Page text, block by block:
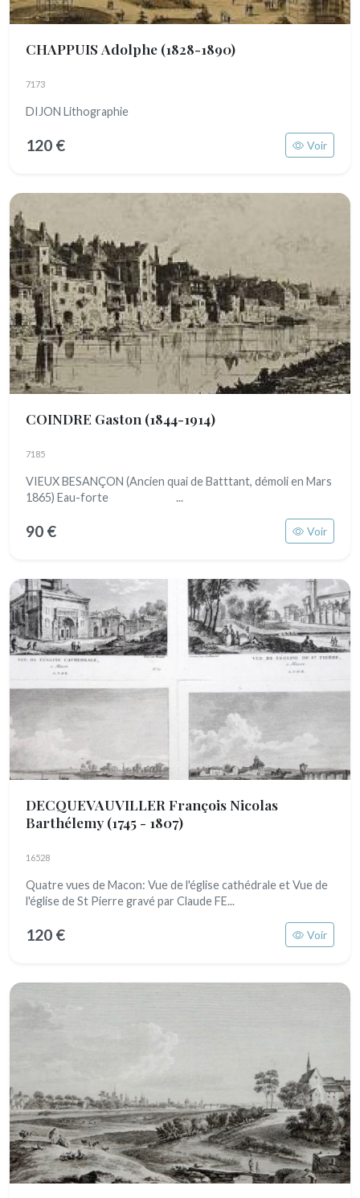
CHAPPUIS Adolphe (1828-1890)
7173
DIJON Lithographie
120 € Voir
COINDRE Gaston (1844-1914)
7185
VIEUX BESANÇON (Ancien quai de Batttant, démoli en Mars
1865) Eau-forte ...
90 € Voir
DECQUEVAUVILLER François Nicolas
Barthélemy(1745 - 1807)
16528
Quatre vues de Macon: Vue de l'église cathédrale et Vue de
l'église de St Pierre gravé par Claude FE...
120 € Voir